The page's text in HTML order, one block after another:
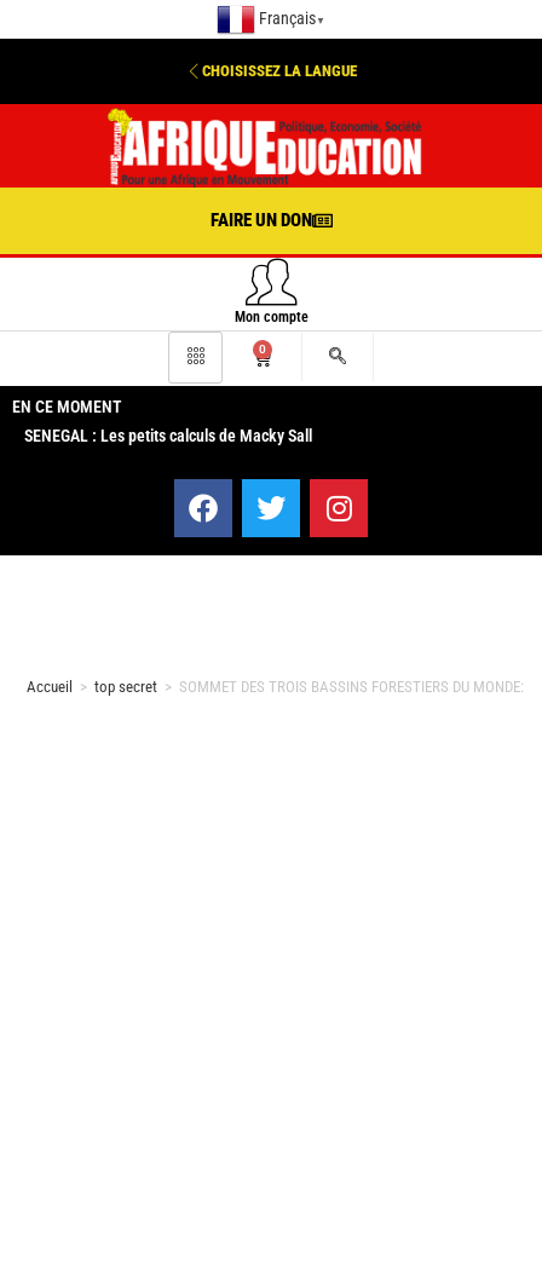
Français ▼
CHOISISSEZ LA LANGUE
FAIRE UN DON
Mon compte
0
EN CE MOMENT
SENEGAL : Les petits calculs de Macky Sall
Accueil > top secret > SOMMET DES TROIS BASSINS FORESTIERS DU MONDE: